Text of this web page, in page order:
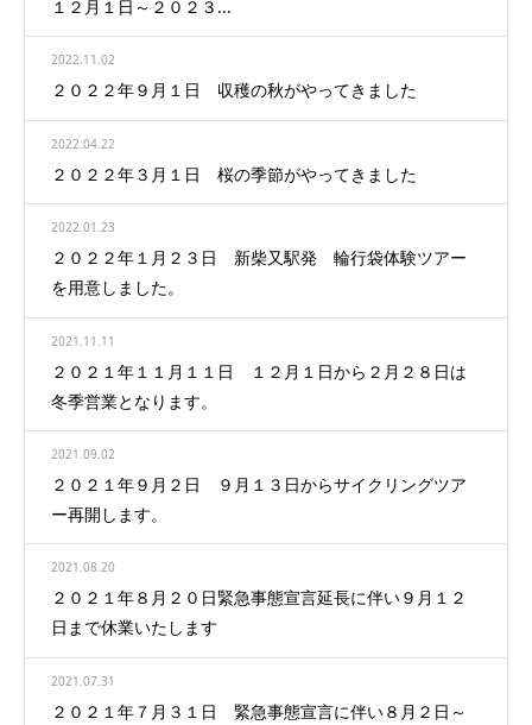
１２月１日～２０２３...
2022.11.02
２０２２年９月１日 収穫の秋がやってきました
2022.04.22
２０２２年３月１日 桜の季節がやってきました
2022.01.23
２０２２年１月２３日 新柴又駅発 輪行袋体験ツアー
を用意しました。
2021.11.11
２０２１年１１月１１日 １２月１日から２月２８日は
冬季営業となります。
2021.09.02
２０２１年９月２日 ９月１３日からサイクリングツア
ー再開します。
2021.08.20
２０２１年８月２０日緊急事態宣言延長に伴い９月１２
日まで休業いたします
2021.07.31
２０２１年７月３１日 緊急事態宣言に伴い８月２日～